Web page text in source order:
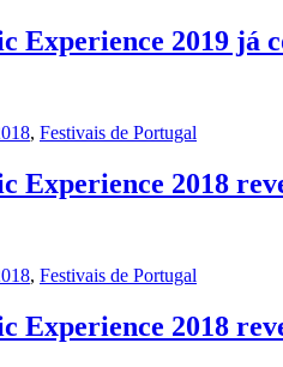
Experience 2019 já
, Festivais de Portugal
Experience 2018
, Festivais de Portugal
Experience 2018